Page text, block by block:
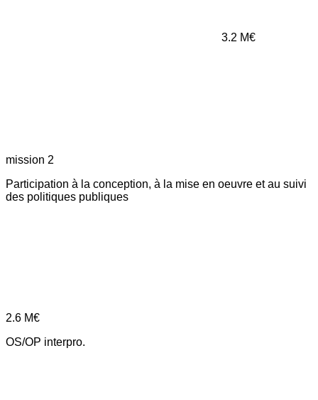
3.2 M€
mission 2
Participation à la conception, à la mise en oeuvre et au suivi
des politiques publiques
2.6 M€
OS/OP interpro.